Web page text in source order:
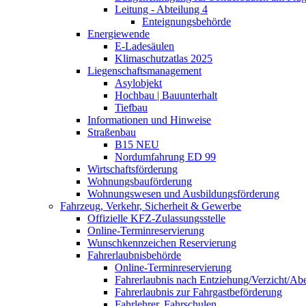
Leitung - Abteilung 4
Enteignungsbehörde
Energiewende
E-Ladesäulen
Klimaschutzatlas 2025
Liegenschaftsmanagement
Asylobjekt
Hochbau | Bauunterhalt
Tiefbau
Informationen und Hinweise
Straßenbau
B15 NEU
Nordumfahrung ED 99
Wirtschaftsförderung
Wohnungsbauförderung
Wohnungswesen und Ausbildungsförderung
Fahrzeug, Verkehr, Sicherheit & Gewerbe
Offizielle KFZ-Zulassungsstelle
Online-Terminreservierung
Wunschkennzeichen Reservierung
Fahrerlaubnisbehörde
Online-Terminreservierung
Fahrerlaubnis nach Entziehung/Verzicht/
Fahrerlaubnis zur Fahrgastbeförderung